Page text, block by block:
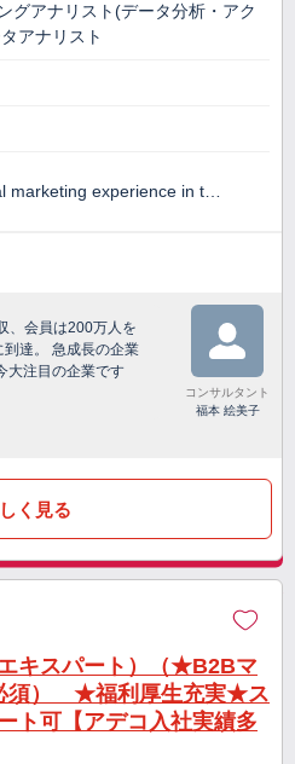
グアナリスト(データ分析・アク
アナリスト
marketing experience in t…
、会員は200万人を
達。 急成長の企業
大注目の企業です
コンサルタント
福本 絵美子
く見る
キスパート）（★B2Bマ
須） ★福利厚生充実★ス
ト可【アデコ入社実績多